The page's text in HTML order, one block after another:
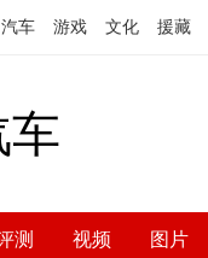
汽车 游戏 文化 援藏
车
测 视频 图片